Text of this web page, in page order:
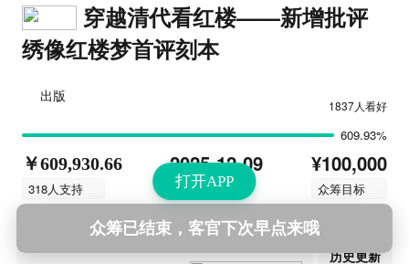
打开APP
穿越清代看红楼——新增批评
绣像红楼梦首评刻本
出版
1837人看好
609.93%
￥609,930.66
318人支持
2025-12-09
结束时间
¥100,000
众筹目标
第18次更新 2026-07-30 18:45
历史更新
众筹已结束，客官下次早点来哦